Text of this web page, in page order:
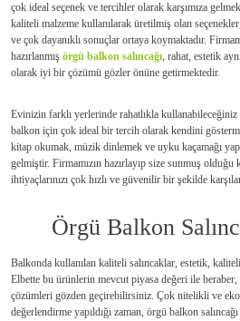
çok ideal seçenek ve tercihler olarak karşımıza
kaliteli malzeme kullanılarak üretilmiş olan
ve çok dayanıklı sonuçlar ortaya koymaktadır.
hazırlanmış örgü balkon salıncağı, rahat, estetik
olarak iyi bir çözümü gözler önüne getirmektedir.
Evinizin farklı yerlerinde rahatlıkla kullanabileceğiniz
balkon için çok ideal bir tercih olarak kendini
kitap okumak, müzik dinlemek ve uyku kaçamağı
gelmiştir. Firmamızın hazırlayıp size sunmuş olduğu
ihtiyaçlarınızı çok hızlı ve güvenilir bir şekilde
Örgü Balkon
Balkonda kullanılan kaliteli salıncaklar, estetik,
Elbette bu ürünlerin mevcut piyasa değeri ile beraber,
çözümleri gözden geçirebilirsiniz. Çok nitelikli ve
değerlendirme yapıldığı zaman, örgü balkon